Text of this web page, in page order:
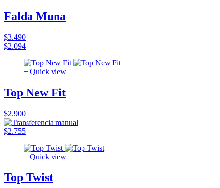
Falda Muna
$3.490
$2.094
+ Quick view
Top New Fit
$2.900
$2.755
+ Quick view
Top Twist